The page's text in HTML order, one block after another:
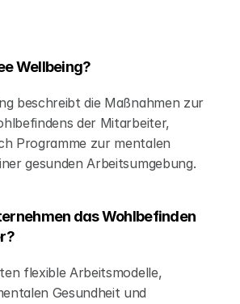
Wellbeing?
beschreibt die Maßnahmen zur
der Mitarbeiter,
Programme zur mentalen
gesunden Arbeitsumgebung.
das Wohlbefinden
flexible Arbeitsmodelle,
Gesundheit und